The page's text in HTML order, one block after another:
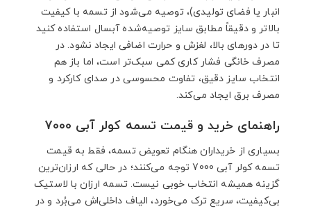
انبار یا فضای تولیدی)، توصیه می‌شود از تسمه با کیفیت
بالاتر و دقیقاً مطابق سایز توصیه‌شده آبسال استفاده کنید
تا در دورهای بالا، لغزش و حرارت اضافی ایجاد نشود. در
مصرف خانگی فشار کاری کمی سبک‌تر است، اما باز هم
انتخاب سایز دقیق، تفاوت محسوسی در صدای کارکرد و
مصرف برق ایجاد می‌کند.
راهنمای خرید و قیمت تسمه کولر آبی 7000
بسیاری از خریداران هنگام تعویض تسمه، فقط به قیمت
تسمه کولر آبی 7000 توجه می‌کنند؛ در حالی که ارزان‌ترین
گزینه همیشه انتخاب خوبی نیست. تسمه ارزان با لاستیک
بی‌کیفیت، سریع ترک می‌خورد، الیاف داخلی‌اش می‌بُرد و در